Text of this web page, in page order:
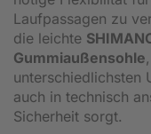
Laufpassagen zu
die leichte
Gummiaußensohle
unterschiedlichsten
auch in technisch
Sicherheit sorgt.